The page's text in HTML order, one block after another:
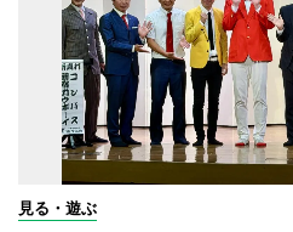
見る・遊ぶ